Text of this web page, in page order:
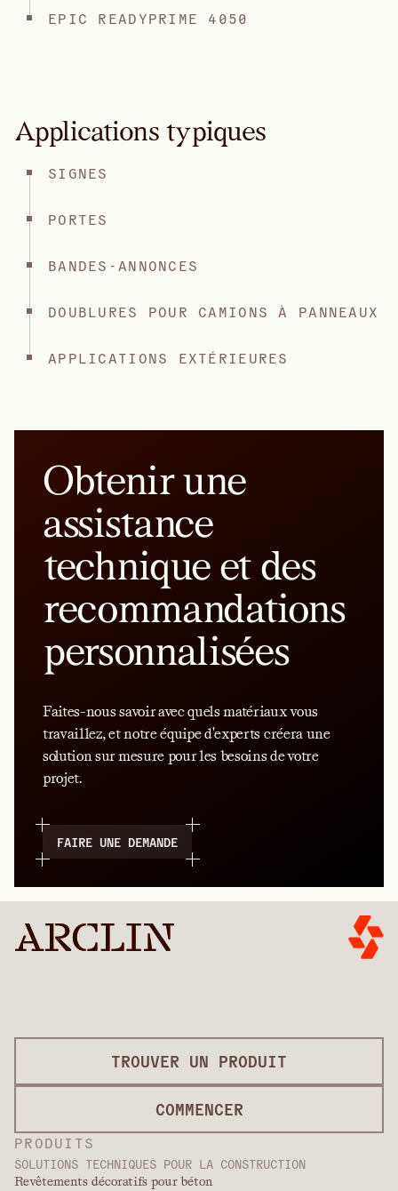
EPIC READYPRIME 4050
Applications typiques
SIGNES
PORTES
BANDES-ANNONCES
DOUBLURES POUR CAMIONS À PANNEAUX
APPLICATIONS EXTÉRIEURES
Obtenir une
assistance
technique et des
recommandations
personnalisées
Faites-nous savoir avec quels matériaux vous
travaillez, et notre équipe d'experts créera une
solution sur mesure pour les besoins de votre
projet.
FAIRE UNE DEMANDE
PRODUITS
SOLUTIONS TECHNIQUES POUR LA CONSTRUCTION
Revêtements décoratifs pour béton
TROUVER UN PRODUIT
COMMENCER